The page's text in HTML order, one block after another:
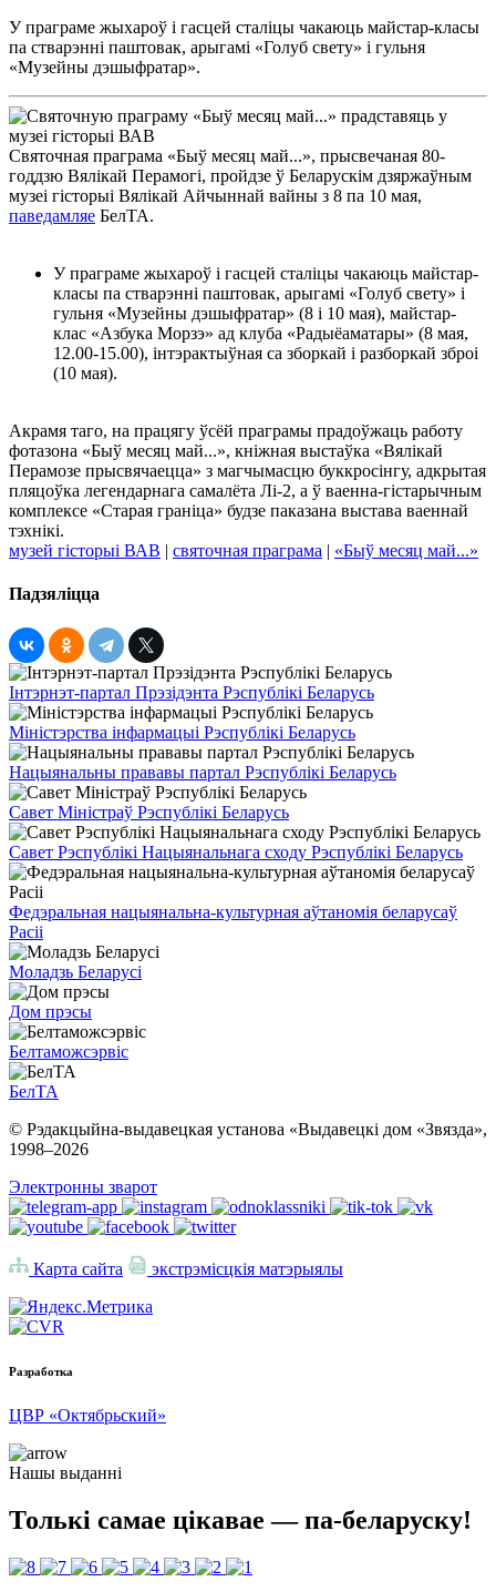
У праграме жыхароў і гасцей сталіцы чакаюць майстар-класы
па стварэнні паштовак, арыгамі «Голуб свету» і гульня
«Музейны дэшыфратар».
Святочная праграма «Быў месяц май...», прысвечаная 80-
годдзю Вялікай Перамогі, пройдзе ў Беларускім дзяржаўным
музеі гісторыі Вялікай Айчыннай вайны з 8 па 10 мая,
паведамляе БелТА.
У праграме жыхароў і гасцей сталіцы чакаюць майстар-
класы па стварэнні паштовак, арыгамі «Голуб свету» і
гульня «Музейны дэшыфратар» (8 і 10 мая), майстар-
клас «Азбука Морзэ» ад клуба «Радыёаматары» (8 мая,
12.00-15.00), інтэрактыўная са зборкай і разборкай зброі
(10 мая).
Акрамя таго, на працягу ўсёй праграмы прадоўжаць работу
фотазона «Быў месяц май...», кніжная выстаўка «Вялікай
Перамозе прысвячаецца» з магчымасцю буккросінгу, адкрытая
пляцоўка легендарнага самалёта Лі-2, а ў ваенна-гістарычным
комплексе «Старая граніца» будзе паказана выстава ваеннай
тэхнікі.
музей гісторыі ВАВ | святочная праграма | «Быў месяц май...»
Падзяліцца
Інтэрнэт-партал Прэзідэнта Рэспублікі Беларусь
Міністэрства інфармацыі Рэспублікі Беларусь
Нацыянальны прававы партал Рэспублікі Беларусь
Савет Міністраў Рэспублікі Беларусь
Савет Рэспублікі Нацыянальнага сходу Рэспублікі Беларусь
Федэральная нацыянальна-культурная аўтаномія беларусаў
Расіі
Моладзь Беларусі
Дом прэсы
Белтаможсэрвіс
БелТА
© Рэдакцыйна-выдавецкая установа «Выдавецкі дом «Звязда»,
1998–2026
Электронны зварот
Карта сайта экстрэмісцкія матэрыялы
Разработка
ЦВР «Октябрьский»
Нашы выданні
Толькі самае цікавае — па-беларуску!